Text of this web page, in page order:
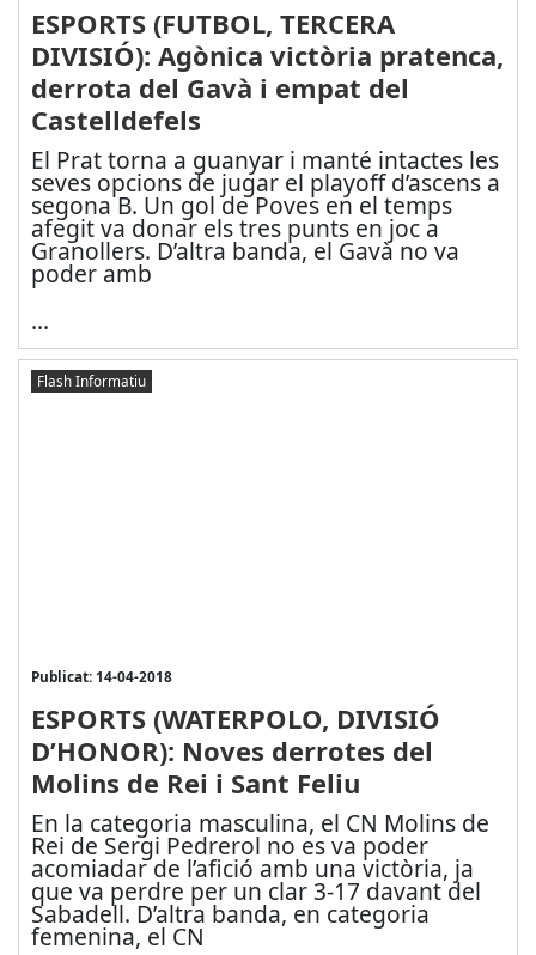
ESPORTS (FUTBOL, TERCERA
DIVISIÓ): Agònica victòria pratenca,
derrota del Gavà i empat del
Castelldefels
El Prat torna a guanyar i manté intactes les
seves opcions de jugar el playoff d’ascens a
segona B. Un gol de Poves en el temps
afegit va donar els tres punts en joc a
Granollers. D’altra banda, el Gavà no va
poder amb
...
Flash Informatiu
Publicat: 14-04-2018
ESPORTS (WATERPOLO, DIVISIÓ
D’HONOR): Noves derrotes del
Molins de Rei i Sant Feliu
En la categoria masculina, el CN Molins de
Rei de Sergi Pedrerol no es va poder
acomiadar de l’afició amb una victòria, ja
que va perdre per un clar 3-17 davant del
Sabadell. D’altra banda, en categoria
femenina, el CN